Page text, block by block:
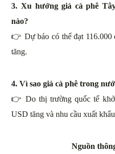
3. Xu hướng giá cà phê
nào?
👉 Dự báo có thể đạt 116.000
tăng.
4. Vì sao giá cà phê trong
👉 Do thị trường quốc tế
USD tăng và nhu cầu xuất
Nguồn